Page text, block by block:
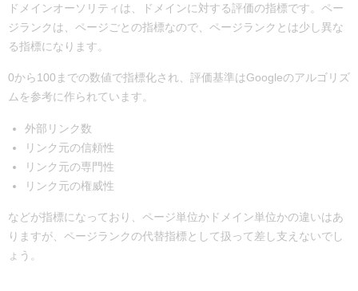
ドメインオーソリティは、ドメインに対する評価の指標です。ペー
ジランクは、ページごとの指標なので、ページランクとは少し異な
る指標になります。
0から100までの数値で指標化され、評価基準はGoogleのアルゴリズ
ムを参考に作られています。
外部リンク数
リンク元の信頼性
リンク元の専門性
リンク元の権威性
などが指標になっており、ページ単位かドメイン単位かの違いはあ
りますが、ページランクの代替指標として扱って差し支えないでし
ょう。